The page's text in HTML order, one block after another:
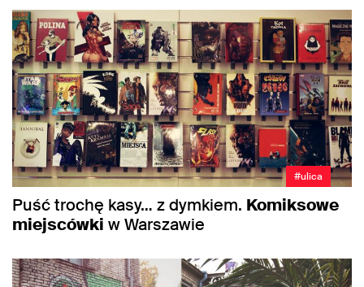
#ulica
Puść trochę kasy… z dymkiem. Komiksowe
miejscówki w Warszawie